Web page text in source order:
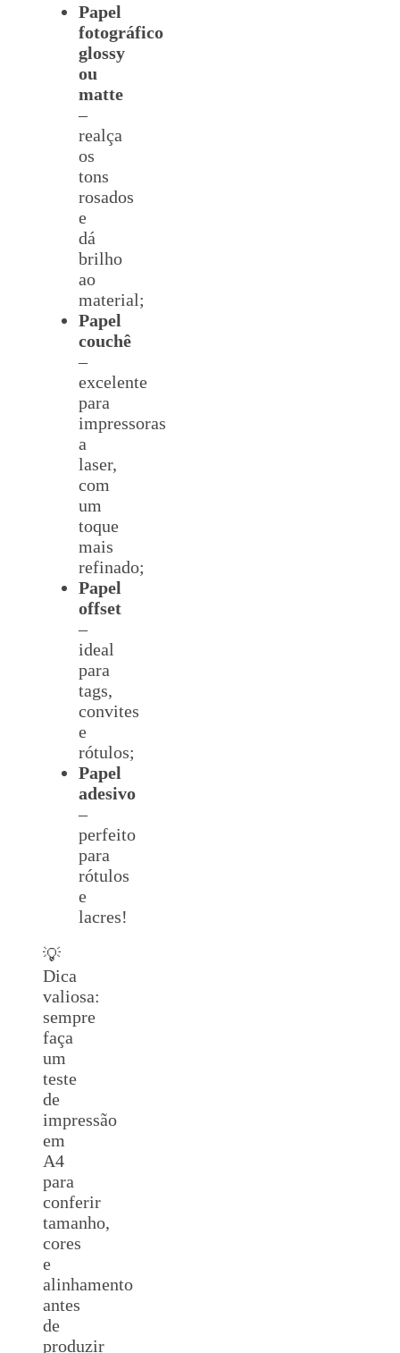
Papel
fotográfico
glossy
ou
matte
–
realça
os
tons
rosados
e
dá
brilho
ao
material;
Papel
couchê
–
excelente
para
impressoras
a
laser,
com
um
toque
mais
refinado;
Papel
offset
–
ideal
para
tags,
convites
e
rótulos;
Papel
adesivo
–
perfeito
para
rótulos
e
lacres!
💡
Dica
valiosa:
sempre
faça
um
teste
de
impressão
em
A4
para
conferir
tamanho,
cores
e
alinhamento
antes
de
produzir